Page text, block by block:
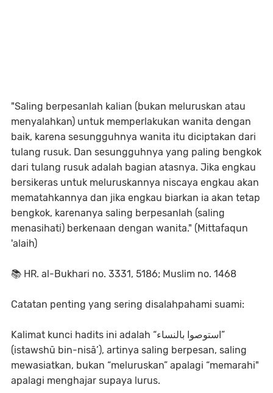
"Saling berpesanlah kalian (bukan meluruskan atau
menyalahkan) untuk memperlakukan wanita dengan
baik, karena sesungguhnya wanita itu diciptakan dari
tulang rusuk. Dan sesungguhnya yang paling bengkok
dari tulang rusuk adalah bagian atasnya. Jika engkau
bersikeras untuk meluruskannya niscaya engkau akan
mematahkannya dan jika engkau biarkan ia akan tetap
bengkok, karenanya saling berpesanlah (saling
menasihati) berkenaan dengan wanita." (Mittafaqun
'alaih)
📚 HR. al-Bukhari no. 3331, 5186; Muslim no. 1468
Catatan penting yang sering disalahpahami suami:
Kalimat kunci hadits ini adalah “استوصوا بالنساء”
(istawshū bin-nisā’), artinya saling berpesan, saling
mewasiatkan, bukan “meluruskan” apalagi “memarahi"
apalagi menghajar supaya lurus.